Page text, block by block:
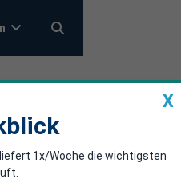
X
liefert 1x/Woche die wichtigsten